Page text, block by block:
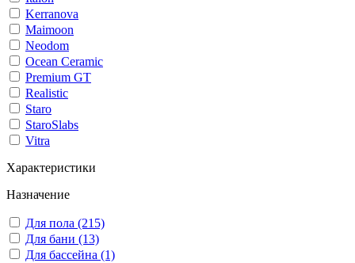
Kerranova
Maimoon
Neodom
Ocean Ceramic
Premium GT
Realistic
Staro
StaroSlabs
Vitra
Характеристики
Назначение
Для пола (215)
Для бани (13)
Для бассейна (1)